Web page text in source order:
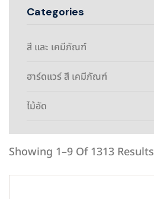
Categories
สี และ เคมีภัณฑ์
ฮาร์ดแวร์ สี เคมีภัณฑ์
ไม้อัด
Showing 1–9 Of 1313 Results